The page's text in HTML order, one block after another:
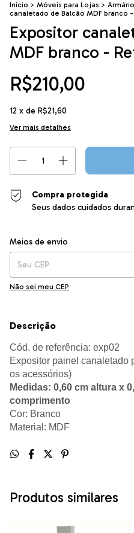
Início > Móveis para Lojas >
canaletado de Balcão MDF branco -
Expositor
MDF branco -
R$210,00
12 x de R$21,60
Ver mais detalhes
Compra protegida
Seus dados cuidados
Entregas para o CEP:
Meios de envio
Não sei meu CEP
Descrição
Cód. de referência: exp02
Expositor painel canaletado
os acessórios)
Medidas: 0,60 cm altura x
comprimento
Cor: Branco
Material: MDF
Produtos similares